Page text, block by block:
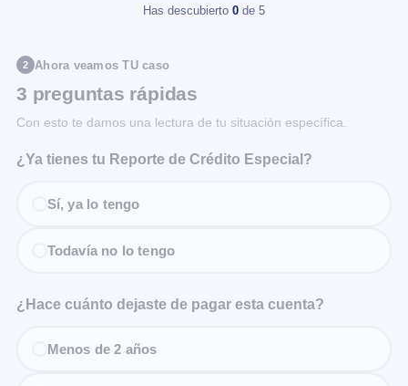
Has descubierto 0 de 5
2 Ahora veamos TU caso
3 preguntas rápidas
Con esto te damos una lectura de tu situación específica.
¿Ya tienes tu Reporte de Crédito Especial?
Sí, ya lo tengo
Todavía no lo tengo
¿Hace cuánto dejaste de pagar esta cuenta?
Menos de 2 años